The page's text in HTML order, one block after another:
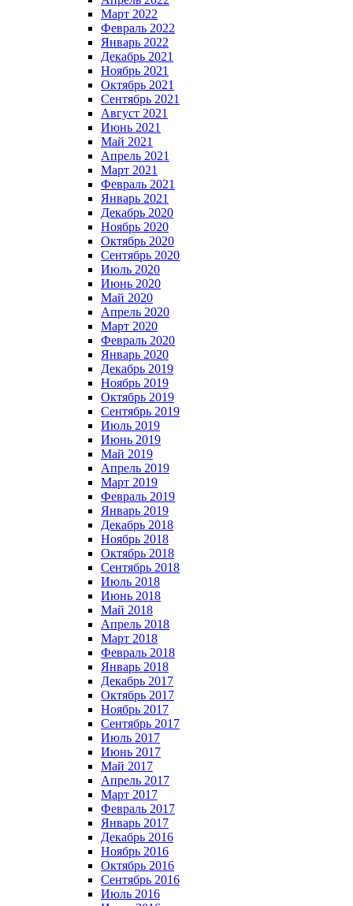
Март 2022
Февраль 2022
Январь 2022
Декабрь 2021
Ноябрь 2021
Октябрь 2021
Сентябрь 2021
Август 2021
Июнь 2021
Май 2021
Апрель 2021
Март 2021
Февраль 2021
Январь 2021
Декабрь 2020
Ноябрь 2020
Октябрь 2020
Сентябрь 2020
Июль 2020
Июнь 2020
Май 2020
Апрель 2020
Март 2020
Февраль 2020
Январь 2020
Декабрь 2019
Ноябрь 2019
Октябрь 2019
Сентябрь 2019
Июль 2019
Июнь 2019
Май 2019
Апрель 2019
Март 2019
Февраль 2019
Январь 2019
Декабрь 2018
Ноябрь 2018
Октябрь 2018
Сентябрь 2018
Июль 2018
Июнь 2018
Май 2018
Апрель 2018
Март 2018
Февраль 2018
Январь 2018
Декабрь 2017
Октябрь 2017
Ноябрь 2017
Сентябрь 2017
Июль 2017
Июнь 2017
Май 2017
Апрель 2017
Март 2017
Февраль 2017
Январь 2017
Декабрь 2016
Ноябрь 2016
Октябрь 2016
Сентябрь 2016
Июль 2016